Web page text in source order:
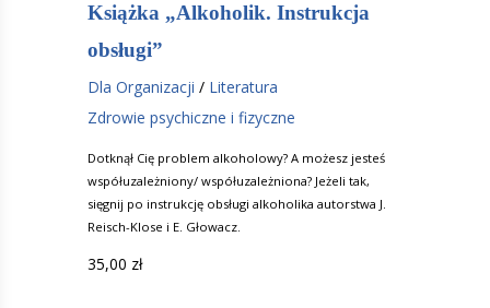
Książka „Alkoholik. Instrukcja
obsługi”
Dla Organizacji / Literatura
Zdrowie psychiczne i fizyczne
Dotknął Cię problem alkoholowy? A możesz jesteś
współuzależniony/ współuzależniona? Jeżeli tak,
sięgnij po instrukcję obsługi alkoholika autorstwa J.
Reisch-Klose i E. Głowacz.
35,00 zł